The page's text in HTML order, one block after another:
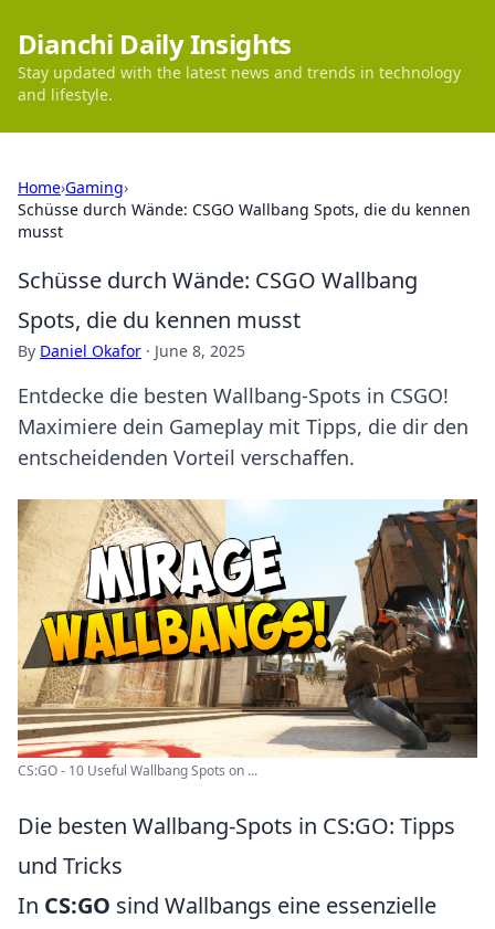
Dianchi Daily Insights
Stay updated with the latest news and trends in technology
and lifestyle.
Home›Gaming›
Schüsse durch Wände: CSGO Wallbang Spots, die du kennen
musst
Schüsse durch Wände: CSGO Wallbang
Spots, die du kennen musst
By Daniel Okafor · June 8, 2025
Entdecke die besten Wallbang-Spots in CSGO!
Maximiere dein Gameplay mit Tipps, die dir den
entscheidenden Vorteil verschaffen.
CS:GO - 10 Useful Wallbang Spots on ...
Die besten Wallbang-Spots in CS:GO: Tipps
und Tricks
In CS:GO sind Wallbangs eine essenzielle